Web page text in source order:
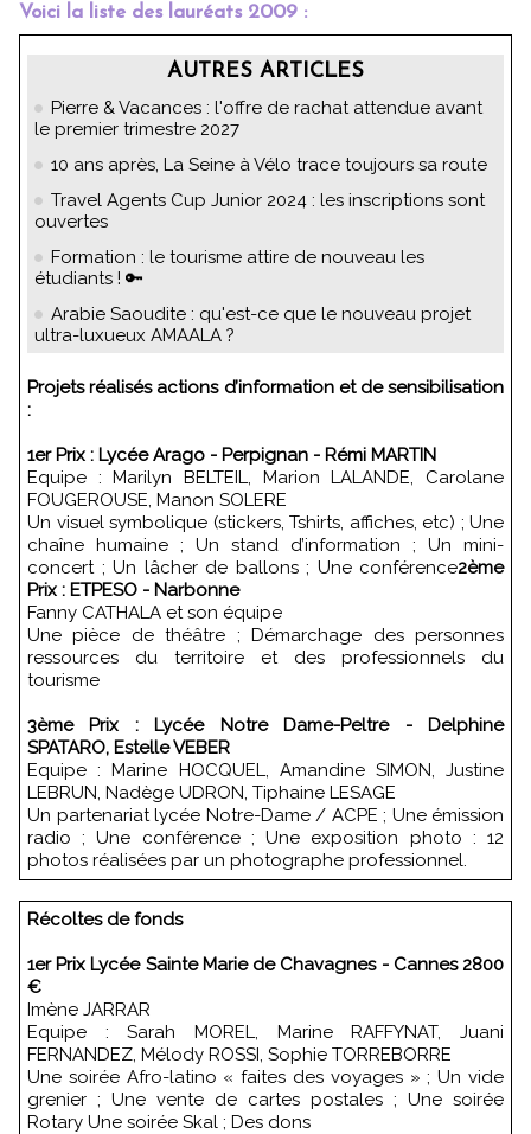
Voici la liste des lauréats 2009 :
AUTRES ARTICLES
Pierre & Vacances : l'offre de rachat attendue avant
le premier trimestre 2027
10 ans après, La Seine à Vélo trace toujours sa route
Travel Agents Cup Junior 2024 : les inscriptions sont
ouvertes
Formation : le tourisme attire de nouveau les
étudiants ! 🔑
Arabie Saoudite : qu'est-ce que le nouveau projet
ultra-luxueux AMAALA ?
Projets réalisés actions d’information et de sensibilisation
:
1er Prix : Lycée Arago - Perpignan - Rémi MARTIN
Equipe : Marilyn BELTEIL, Marion LALANDE, Carolane
FOUGEROUSE, Manon SOLERE
Un visuel symbolique (stickers, Tshirts, affiches, etc) ; Une
chaîne humaine ; Un stand d’information ; Un mini-
concert ; Un lâcher de ballons ; Une conférence2ème
Prix : ETPESO - Narbonne
Fanny CATHALA et son équipe
Une pièce de théâtre ; Démarchage des personnes
ressources du territoire et des professionnels du
tourisme
3ème Prix : Lycée Notre Dame-Peltre - Delphine
SPATARO, Estelle VEBER
Equipe : Marine HOCQUEL, Amandine SIMON, Justine
LEBRUN, Nadège UDRON, Tiphaine LESAGE
Un partenariat lycée Notre-Dame / ACPE ; Une émission
radio ; Une conférence ; Une exposition photo : 12
photos réalisées par un photographe professionnel.
Récoltes de fonds
1er Prix Lycée Sainte Marie de Chavagnes - Cannes 2800
€
Imène JARRAR
Equipe : Sarah MOREL, Marine RAFFYNAT, Juani
FERNANDEZ, Mélody ROSSI, Sophie TORREBORRE
Une soirée Afro-latino « faites des voyages » ; Un vide
grenier ; Une vente de cartes postales ; Une soirée
Rotary Une soirée Skal ; Des dons